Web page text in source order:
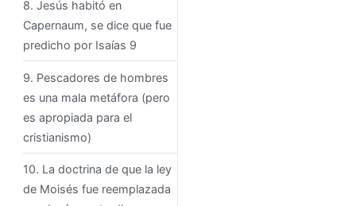
8. Jesús habitó en
Capernaum, se dice que fue
predicho por Isaías 9
9. Pescadores de hombres
es una mala metáfora (pero
es apropiada para el
cristianismo)
10. La doctrina de que la ley
de Moisés fue reemplazada